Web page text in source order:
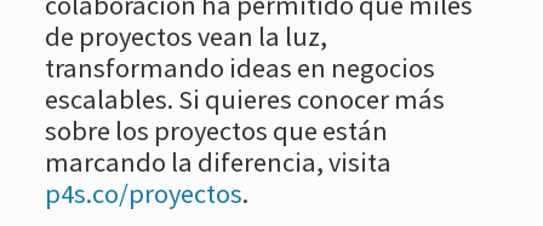
de proyectos vean la luz,
transformando ideas en negocios
escalables. Si quieres conocer más
sobre los proyectos que están
marcando la diferencia, visita
p4s.co/proyectos.